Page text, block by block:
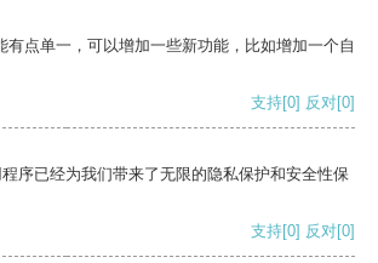
有点单一，可以增加一些新功能，比如增加一个自
支持[0] 反对[0]
序已经为我们带来了无限的隐私保护和安全性保
支持[0] 反对[0]